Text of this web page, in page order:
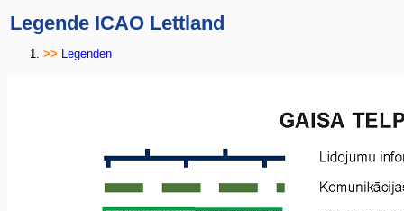
Legende ICAO Lettland
Legenden